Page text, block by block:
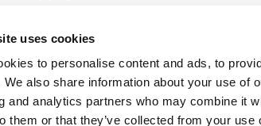
uses cookies
to personalise content and ads, to
We also share information about your use of
and analytics partners who may combine it
them or that they’ve collected from your use
and Research